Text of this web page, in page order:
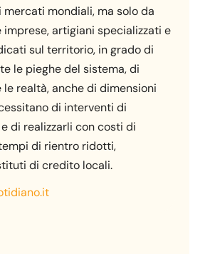
mercati mondiali, ma solo da
artigiani specializzati e
sul territorio, in grado di
le pieghe del sistema, di
realtà, anche di dimensioni
di interventi di
di realizzarli con costi di
di rientro ridotti,
di credito locali.